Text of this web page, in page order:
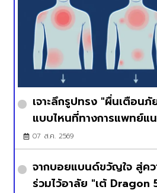
เจาะลึกรูปทรง "ผื่นเตือนภั
แบบไหนที่ทางการแพทย์แ
07 ส.ค. 2569
จากบอยแบนด์ขวัญใจ สู่ค
ร่วมไว้อาลัย "เต้ Dragon